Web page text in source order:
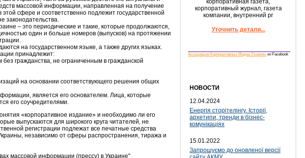
массовой информации, направленная на получение
сфере и соответственно подлежит государственной
законодательства.
– это периодические и такие, которые продолжаются,
один и больше номеров (выпусков) на протяжении
на государственном языке, а также других языках.
принадлежит:
гражданства, не ограниченным в гражданской
на основании соответствующего решения общих
является его основателем. Лица, которые
его соучредителями.
«корпоративное издание» и необходимо ли его
выпускаются для широкого круга читателей, не
регистрации подлежат все печатные средства
независимо от сферы распространения, тиража и
массовой информации (прессу) в Украине"
Уточнить детали...
Ассоциация Корпоративных Медиа Украины on Facebook
НОВОСТИ
12.04.2024
Енергія сторітелінгу. Історії,
архетипи, тренди в бізнес-
комунікаціях
15.01.2022
Запрошуємо до оновленої версії